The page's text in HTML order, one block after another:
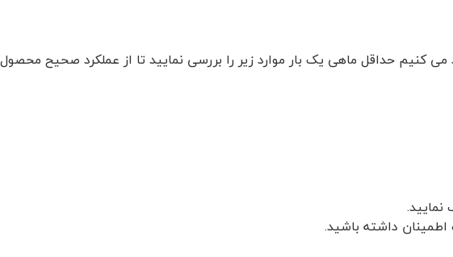
می کنیم حداقل ماهی یک بار موارد زیر را بررسی نمایید تا از عملکرد صحیح محصول